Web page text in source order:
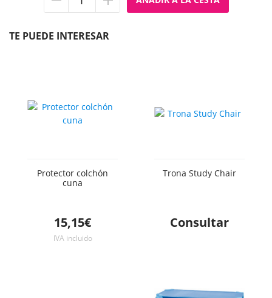
TE PUEDE INTERESAR
Protector colchón
cuna
15,15€
IVA incluido
Trona Study Chair
Consultar